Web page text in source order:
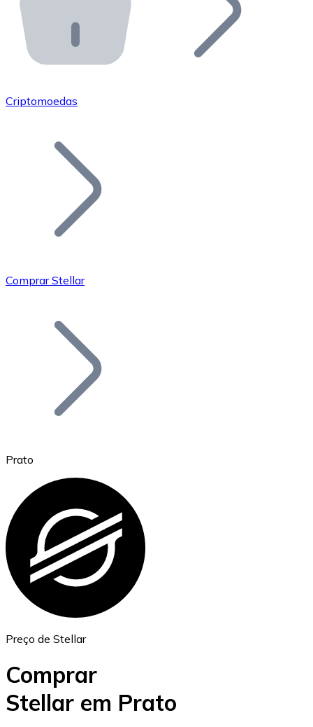
API Bitnovo
Integre nossa API no seu ecossistema.
Junte-se à nossa rede de revendedores e comercialize
Adicione o token do seu projeto ao nosso serviço de
Bitcoin
Ethereum
ETH
Criptomoedas
Comprar Stellar
Prato
Preço de Stellar
Comprar
Stellar em Prato